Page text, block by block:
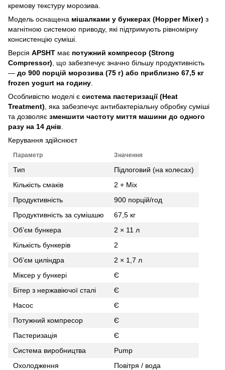
кремову текстуру морозива.
Модель оснащена мішалками у бункерах (Hopper Mixer) з
магнітною системою приводу, які підтримують рівномірну
консистенцію суміші.
Версія APSHT має потужний компресор (Strong
Compressor) , що забезпечує значно більшу продуктивність
— до 900 порцій морозива (75 г) або приблизно 67,5 кг
frozen yogurt на годину
Особливістю моделі є система пастеризації (Heat
Treatment) , яка забезпечує антибактеріальну обробку суміші
та дозволяє зменшити частоту миття машини до одного
разу на 14 днів
Керування здійснюєт
Параметр Значення
Тип
Підлоговий (на колесах)
Кількість смаків
2 + Mix
Продуктивність
900 порцій/год
Продуктивність за сумішшю
67,5 кг
Об’єм бункера
2 × 11 л
Кількість бункерів
2
Об’єм циліндра
2 × 1,7 л
Міксер у бункері
Є
Бітер з нержавіючої сталі
Є
Насос
Є
Потужний компресор
Є
Пастеризація
Є
Система виробництва
Pump
Охолодження
Повітря / вода